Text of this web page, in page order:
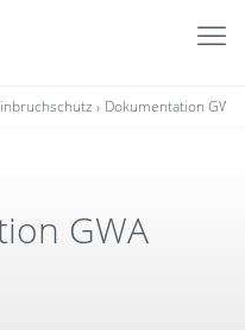
Dokumentation GWA
GWA